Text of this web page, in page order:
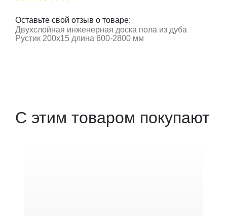
Оставьте свой отзыв о товаре:
Двухслойная инженерная доска пола из дуба
Рустик 200х15 длина 600-2800 мм